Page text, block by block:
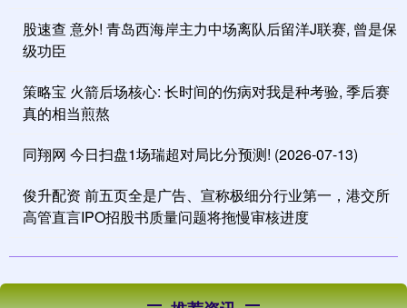
股速查 意外! 青岛西海岸主力中场离队后留洋J联赛, 曾是保
级功臣
策略宝 火箭后场核心: 长时间的伤病对我是种考验, 季后赛
真的相当煎熬
同翔网 今日扫盘1场瑞超对局比分预测! (2026-07-13)
俊升配资 前五页全是广告、宣称极细分行业第一，港交所
高管直言IPO招股书质量问题将拖慢审核进度